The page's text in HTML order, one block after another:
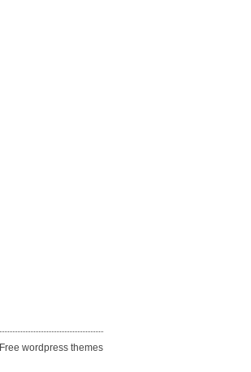
Free wordpress themes